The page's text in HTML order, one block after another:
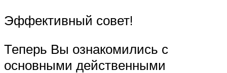
Эффективный совет!
Теперь Вы ознакомились с
основными действенными